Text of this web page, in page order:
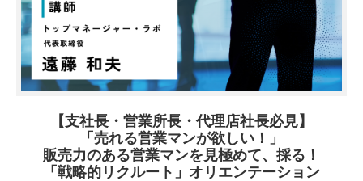
【支社長・営業所長・代理店社長必見】
「売れる営業マンが欲しい！」
販売力のある営業マンを見極めて、採る！
「戦略的リクルート」オリエンテーション